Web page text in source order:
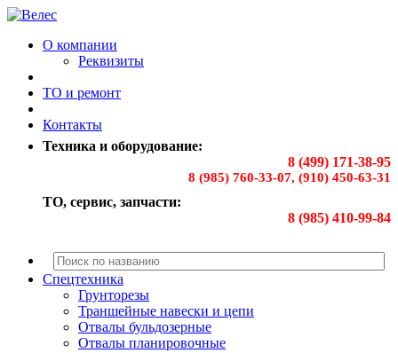
О компании
Реквизиты
ТО и ремонт
Контакты
Техника и оборудование:
8 (499) 171-38-95
8 (985) 760-33-07, (910) 450-63-31
ТО, сервис, запчасти:
8 (985) 410-99-84
Спецтехника
Грунторезы
Траншейные навески и цепи
Отвалы бульдозерные
Отвалы планировочные